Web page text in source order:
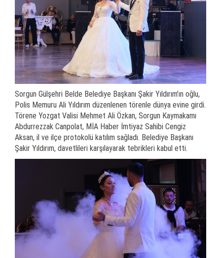
Sorgun Gülşehri Belde Belediye Başkanı Şakir Yıldırım’ın oğlu,
Polis Memuru Ali Yıldırım düzenlenen törenle dünya evine girdi.
Törene Yozgat Valisi Mehmet Ali Özkan, Sorgun Kaymakamı
Abdurrezzak Canpolat, MİA Haber İmtiyaz Sahibi Cengiz
Aksan, il ve ilçe protokolü katılım sağladı. Belediye Başkanı
Şakir Yıldırım, davetlileri karşılayarak tebrikleri kabul etti.